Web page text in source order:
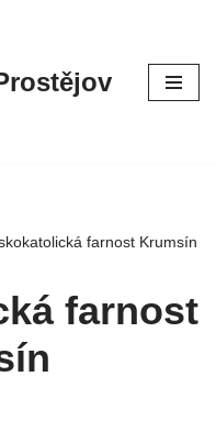
farnost Krumsín
farnost